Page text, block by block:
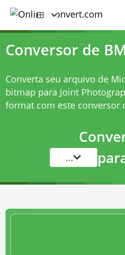
Conversor de
Converta seu arquivo de
bitmap para Joint
format com este conversor
...